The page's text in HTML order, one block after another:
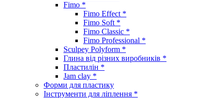
Fimo *
Fimo Effect *
Fimo Soft *
Fimo Classic *
Fimo Professional *
Sculpey Polyform *
Глина від різних виробників *
Пластилін *
Jam clay *
Форми для пластику
Інструменти для ліплення *